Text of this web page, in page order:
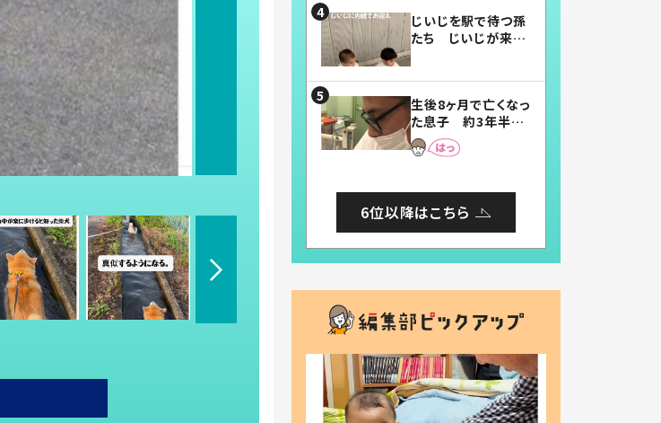
じいじを駅で待つ孫
たち じいじが来た
まらない」「幸せにな
れる」
生後8ヶ月で亡くなっ
た息子 約3年半
後、当時の妻の日記
に書いてあった本音
6位以降はこちら